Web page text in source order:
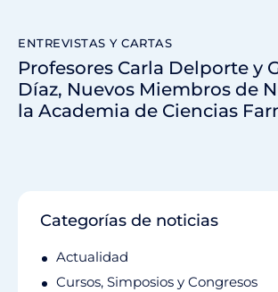
ENTREVISTAS Y CARTAS
Profesores Carla Delporte y
Díaz, Nuevos Miembros de
la Academia de Ciencias
Categorías de noticias
Actualidad
Cursos, Simposios y Congresos